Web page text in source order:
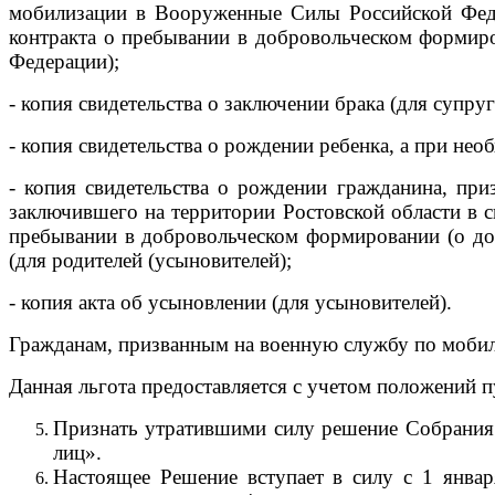
мобилизации в Вооруженные Силы Российской
контракта о пребывании в добровольческом
Федерации);
- копия свидетельства о заключении брака (для
- копия свидетельства о рождении ребенка, а при
- копия свидетельства о рождении гражданина,
заключившего на территории Ростовской области
пребывании в добровольческом формировании (о
(для родителей (усыновителей);
- копия акта об усыновлении (для усыновителей).
Гражданам, призванным на военную службу по
Данная льгота предоставляется с учетом
Признать утратившими силу решение
лиц».
Настоящее Решение вступает в силу с 1